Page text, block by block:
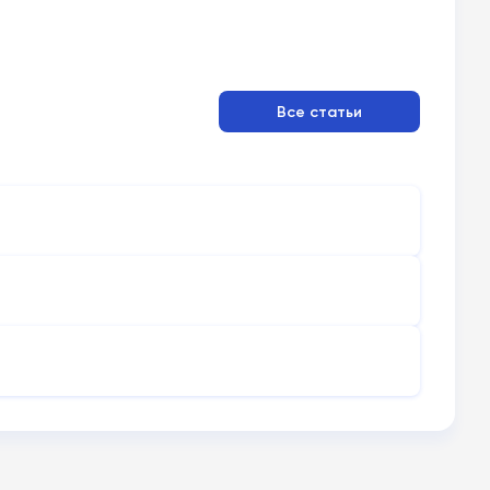
Все статьи